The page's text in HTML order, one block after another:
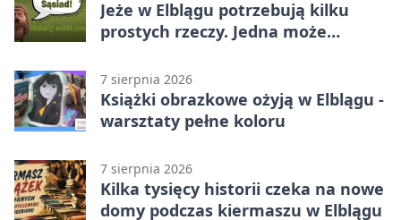
Jeże w Elblągu potrzebują kilku
prostych rzeczy. Jedna może
7 sierpnia 2026
Książki obrazkowe ożyją w Elblągu -
warsztaty pełne koloru
7 sierpnia 2026
Kilka tysięcy historii czeka na nowe
domy podczas kiermaszu w Elblągu